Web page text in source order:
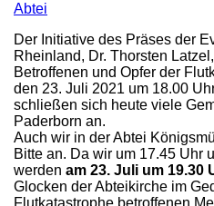
Abtei
Der Initiative des Präses der
Rheinland, Dr. Thorsten
Betroffenen und Opfer der
den 23. Juli 2021 um 18.00
schließen sich heute viele
Paderborn an.
Auch wir in der Abtei
Bitte an. Da wir um 17.45 Uhr
werden am 23. Juli um 19.30
Glocken der Abteikirche im
Flutkatastrophe betroffenen